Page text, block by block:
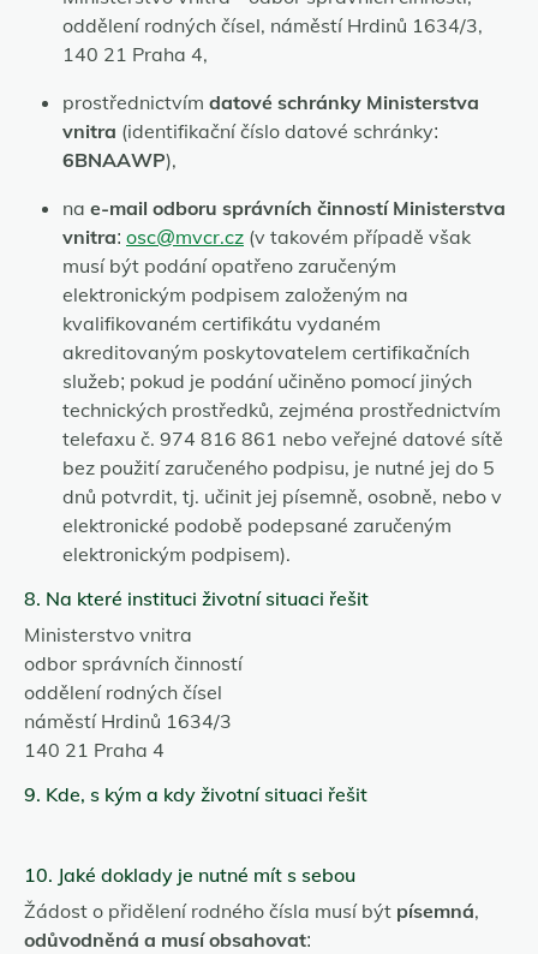
oddělení rodných čísel, náměstí Hrdinů 1634/3,
140 21 Praha 4,
prostřednictvím datové schránky Ministerstva
vnitra (identifikační číslo datové schránky:
6BNAAWP),
na e-mail odboru správních činností Ministerstva
vnitra: osc@mvcr.cz (v takovém případě však
musí být podání opatřeno zaručeným
elektronickým podpisem založeným na
kvalifikovaném certifikátu vydaném
akreditovaným poskytovatelem certifikačních
služeb; pokud je podání učiněno pomocí jiných
technických prostředků, zejména prostřednictvím
telefaxu č. 974 816 861 nebo veřejné datové sítě
bez použití zaručeného podpisu, je nutné jej do 5
dnů potvrdit, tj. učinit jej písemně, osobně, nebo v
elektronické podobě podepsané zaručeným
elektronickým podpisem).
8. Na které instituci životní situaci řešit
Ministerstvo vnitra
odbor správních činností
oddělení rodných čísel
náměstí Hrdinů 1634/3
140 21 Praha 4
9. Kde, s kým a kdy životní situaci řešit
10. Jaké doklady je nutné mít s sebou
Žádost o přidělení rodného čísla musí být písemná,
odůvodněná a musí obsahovat: